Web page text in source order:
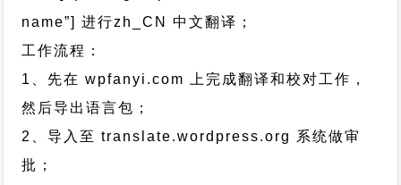
name”]进行zh_CN
中文翻译；
工作流程：
1、先在 wpfanyi.com 上完成翻译和校对工作，
然后导出语言包；
2、导入至 translate.wordpress.org 系统做审
批；